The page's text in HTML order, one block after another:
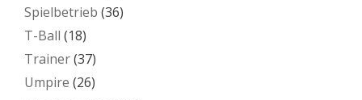
Spielbetrieb (36)
T-Ball (18)
Trainer(37)
Umpire (26)